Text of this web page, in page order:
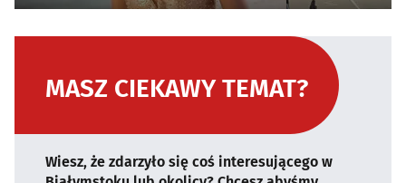
MASZ CIEKAWY TEMAT?
Wiesz, że zdarzyło się coś interesującego w